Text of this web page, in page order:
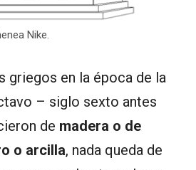
Nike.
griegos en la época de la
– siglo sexto antes
de madera o de
o arcilla, nada queda de